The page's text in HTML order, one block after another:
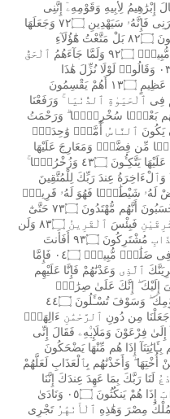
إِبْرَٰهِيمُ لِأَبِيهِ وَقَوْمِهِۦٓ إِنَّنِى
فَإِنَّهُۥ سَيَهْدِينِ ٧٢۝ وَجَعَلَهَا
٨٢۝ بَلْ مَتَّعْتُ هَٰٓؤُلَآءِ
مُّبِينٌۭ ٩٢۝ وَلَمَّا جَآءَهُمُ ٱلْحَقُّ
وَقَالُوا۟ لَوْلَا نُزِّلَ هَٰذَا
عَظِيمٍ ١٣۝ أَهُمْ يَقْسِمُونَ
فِى ٱلْحَيَوٰةِ ٱلدُّنْيَا
وَرَفَعْنَا
بَعْضًۭا سُخْرِيًّۭا وَرَحْمَتُ
يَكُونَ ٱلنَّاسُ أُمَّةًۭ وَٰحِدَةًۭ
مِّن فِضَّةٍۢ وَمَعَارِجَ عَلَيْهَا
عَلَيْهَا يَتَّكِـُٔونَ ٤٣۝ وَزُخْرُفًۭا
وَٱلْءَاخِرَةُ عِندَ رَبِّكَ لِلْمُتَّقِينَ
لَهُۥ شَيْطَٰنًۭا فَهُوَ لَهُۥ قَرِينٌۭ
أَنَّهُم مُّهْتَدُونَ ٧٣۝ حَتَّىٰٓ
فَبِئْسَ ٱلْقَرِينُ ٨٣۝ وَلَن
مُشْتَرِكُونَ ٩٣۝ أَفَأَنتَ
فِى ضَلَٰلٍۢ مُّبِينٍۢ ٠٤۝ فَإِمَّا
ٱلَّذِى وَعَدْنَٰهُمْ فَإِنَّا عَلَيْهِم
إِلَيْكَ إِنَّكَ عَلَىٰ صِرَٰطٍۢ
وَسَوْفَ تُسْـَٔلُونَ ٤٤۝
أَجَعَلْنَا مِن دُونِ ٱلرَّحْمَٰنِ ءَالِهَةًۭ
إِلَىٰ فِرْعَوْنَ وَمَلَإِي۟هِۦ فَقَالَ إِنِّى
بِـَٔايَٰتِنَآ إِذَا هُم مِّنْهَا يَضْحَكُونَ
أُخْتِهَا وَأَخَذْنَٰهُم بِٱلْعَذَابِ لَعَلَّهُمْ
لَنَا رَبَّكَ بِمَا عَهِدَ عِندَكَ إِنَّنَا
إِذَا هُمْ يَنكُثُونَ ٠٥۝ وَنَادَىٰ
مُلْكُ مِصْرَ وَهَٰذِهِ ٱلْأَنْهَٰرُ تَجْرِى